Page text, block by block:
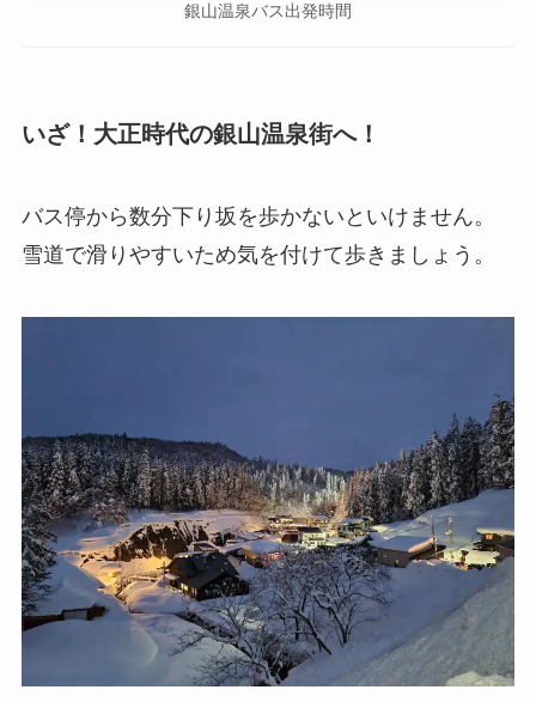
銀山温泉バス出発時間
いざ！大正時代の銀山温泉街へ！
バス停から数分下り坂を歩かないといけません。
雪道で滑りやすいため気を付けて歩きましょう。